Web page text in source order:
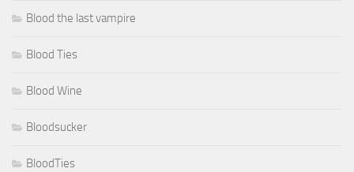
Blood the last vampire
Blood Ties
Blood Wine
Bloodsucker
BloodTies